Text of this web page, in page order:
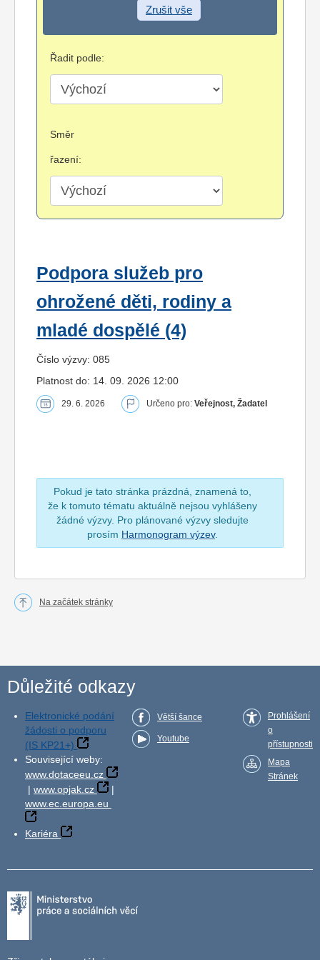
Zrušit vše
Řadit podle:
Směr
řazení:
Podpora služeb pro
ohrožené děti, rodiny a
mladé dospělé (4)
Číslo výzvy: 085
Platnost do: 14. 09. 2026 12:00
29. 6. 2026 Určeno pro: Veřejnost, Žadatel
Pokud je tato stránka prázdná, znamená to,
že k tomuto tématu aktuálně nejsou vyhlášeny
žádné výzvy. Pro plánované výzvy sledujte
prosím Harmonogram výzev.
Na začátek stránky
Důležité odkazy
Elektronické podání
žádosti o podporu
(IS KP21+)
Související weby:
www.dotaceeu.cz
| www.opjak.cz
|
www.ec.europa.eu
Kariéra
Větší šance
Youtube
Prohlášení
o
přístupnosti
Mapa
Stránek